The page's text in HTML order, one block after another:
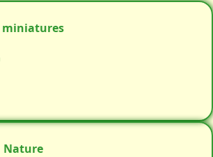
miniatures
Nature